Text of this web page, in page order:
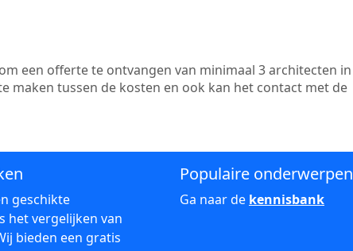
een offerte te ontvangen van minimaal 3 architecten in
maken tussen de kosten en ook kan het contact met de
geschikte
het vergelijken van
bieden een gratis
Populaire onderwerpen
Ga naar de kennisbank